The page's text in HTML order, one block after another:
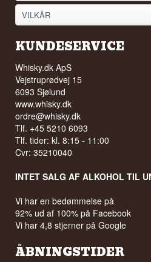
VILKÅR
KUNDESERVICE
Whisky.dk ApS
Vejstruprødvej 15
6093 Sjølund
www.whisky.dk
ordre@whisky.dk
Tlf. +45 5210 6093
Tlf. tider: kl. 8:15 - 11:00
Cvr: 35210040
INTET SALG AF ALKOHOL TIL
Vi har en bedømmelse på
92% ud af 100% på Facebook
Vi har 4,8 stjerner på Google
ÅBNINGSTIDER